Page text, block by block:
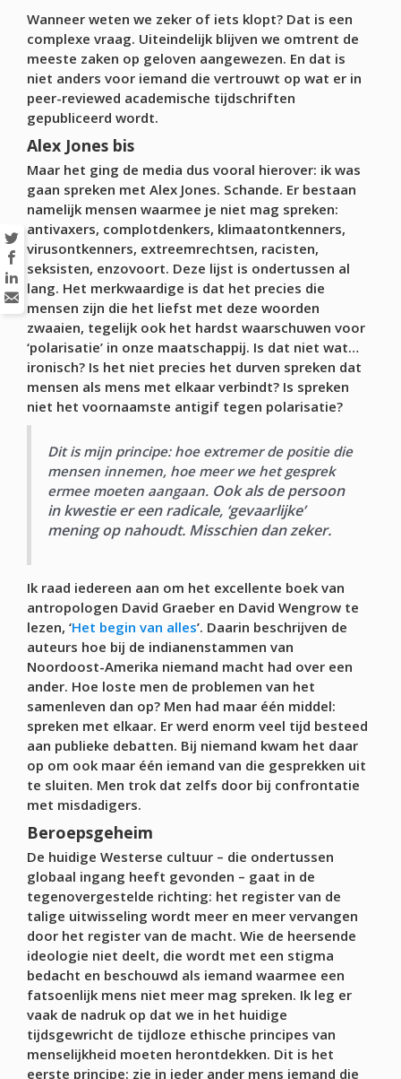
Wanneer weten we zeker of iets klopt? Dat is een
complexe vraag. Uiteindelijk blijven we omtrent de
meeste zaken op geloven aangewezen. En dat is
niet anders voor iemand die vertrouwt op wat er in
peer-reviewed academische tijdschriften
gepubliceerd wordt.
Alex Jones bis
Maar het ging de media dus vooral hierover: ik was
gaan spreken met Alex Jones. Schande. Er bestaan
namelijk mensen waarmee je niet mag spreken:
antivaxers, complotdenkers, klimaatontkenners,
virusontkenners, extreemrechtsen, racisten,
seksisten, enzovoort. Deze lijst is ondertussen al
lang. Het merkwaardige is dat het precies die
mensen zijn die het liefst met deze woorden
zwaaien, tegelijk ook het hardst waarschuwen voor
‘polarisatie’ in onze maatschappij. Is dat niet wat…
ironisch? Is het niet precies het durven spreken dat
mensen als mens met elkaar verbindt? Is spreken
niet het voornaamste antigif tegen polarisatie?
Dit is mijn principe: hoe extremer de positie die
mensen innemen, hoe meer we het gesprek
ermee moeten aangaan. Ook als de persoon
in kwestie er een radicale, ‘gevaarlijke’
mening op nahoudt. Misschien dan zeker.
Ik raad iedereen aan om het excellente boek van
antropologen David Graeber en David Wengrow te
lezen, ‘Het begin van alles’. Daarin beschrijven de
auteurs hoe bij de indianenstammen van
Noordoost-Amerika niemand macht had over een
ander. Hoe loste men de problemen van het
samenleven dan op? Men had maar één middel:
spreken met elkaar. Er werd enorm veel tijd besteed
aan publieke debatten. Bij niemand kwam het daar
op om ook maar één iemand van die gesprekken uit
te sluiten. Men trok dat zelfs door bij confrontatie
met misdadigers.
Beroepsgeheim
De huidige Westerse cultuur – die ondertussen
globaal ingang heeft gevonden – gaat in de
tegenovergestelde richting: het register van de
talige uitwisseling wordt meer en meer vervangen
door het register van de macht. Wie de heersende
ideologie niet deelt, die wordt met een stigma
bedacht en beschouwd als iemand waarmee een
fatsoenlijk mens niet meer mag spreken. Ik leg er
vaak de nadruk op dat we in het huidige
tijdsgewricht de tijdloze ethische principes van
menselijkheid moeten herontdekken. Dit is het
eerste principe: zie in ieder ander mens iemand die